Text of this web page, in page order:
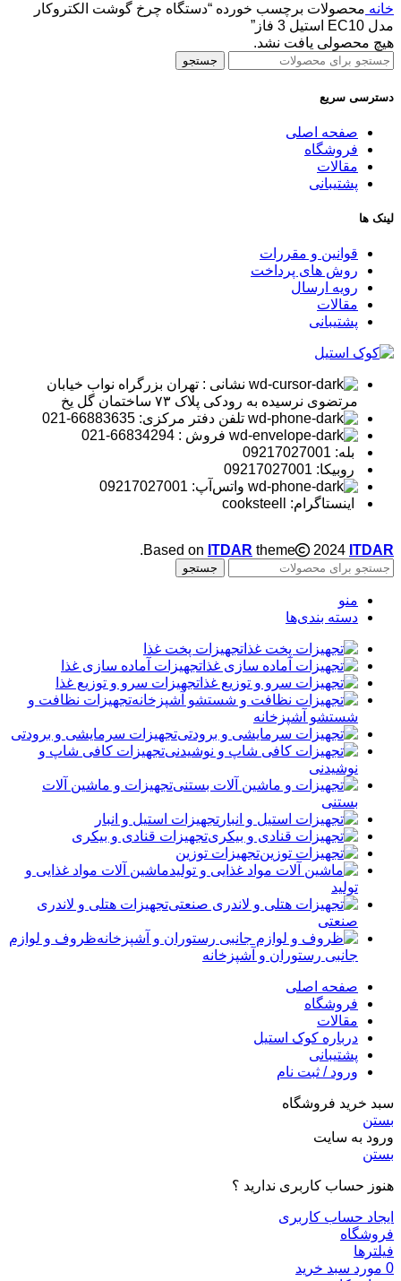
خانه محصولات برچسب خورده “دستگاه چرخ گوشت الکتروکار
مدل EC10 استیل 3 فاز”
هیچ محصولی یافت نشد.
جستجو
دسترسی سریع
صفحه اصلی
فروشگاه
مقالات
پشتیبانی
لینک ها
قوانین و مقررات
روش های پرداخت
رویه ارسال
مقالات
پشتیبانی
نشانی : تهران بزرگراه نواب خیابان
مرتضوی نرسیده به رودکی پلاک ۷۳ ساختمان گل یخ
تلفن دفتر مرکزی: 66883635-021
فروش : 66834294-021
بله: 09217027001
روبیکا: 09217027001
واتس‌آپ: 09217027001
اینستاگرام: cooksteell
Based on ITDAR theme 2024 ITDAR
.
جستجو
منو
دسته بندی‌ها
تجهیزات پخت غذا
تجهیزات آماده سازی غذا
تجهیزات سرو و توزیع غذا
تجهیزات نظافت و
شستشو آشپزخانه
تجهیزات سرمایشی و برودتی
تجهیزات کافی شاپ و
نوشیدنی
تجهیزات و ماشین آلات
بستنی
تجهیزات استیل و انبار
تجهیزات قنادی و بیکری
تجهیزات توزین
ماشین آلات مواد غذایی و
تولید
تجهیزات هتلی و لاندری
صنعتی
ظروف و لوازم
جانبی رستوران و آشپزخانه
صفحه اصلی
فروشگاه
مقالات
درباره کوک استیل
پشتیبانی
ورود / ثبت نام
سبد خرید فروشگاه
بستن
ورود به سایت
بستن
هنوز حساب کاربری ندارید ؟
ایجاد حساب کاربری
فروشگاه
فیلترها
0 مورد سبد خرید